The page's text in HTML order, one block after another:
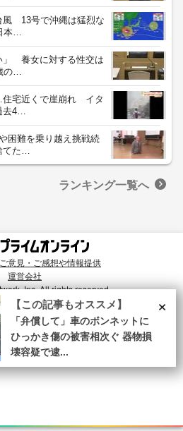
風 13号で沖縄は猛烈な
本…
」 養女に対する性交は
…
住宅近くで崖崩れ イタ
去4…
困難を乗り越え挑戦続
た…
ランキング一覧へ
意見・ご感想や情報提供
運営会社
Inc. All rights reserved.
味・関⼼に合致したコンテンツや広告配信を提供する
細は、
プライバシーポリシー をご確認ください。×
【この記事もオススメ】
「弁償して」車のボンネットに
ひっかき傷の被害相次ぐ 器物損
壊容疑で逮...